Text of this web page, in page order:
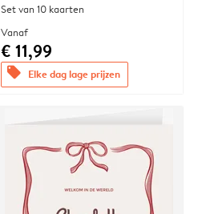
Set van 10 kaarten
Vanaf
€ 11,99
offers Elke dag lage prijzen